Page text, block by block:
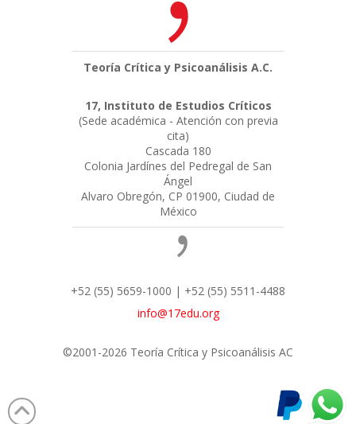
Teoría Crítica y Psicoanálisis A.C.
17, Instituto de Estudios Críticos
(Sede académica - Atención con previa
cita)
Cascada 180
Colonia Jardínes del Pedregal de San
Ángel
Alvaro Obregón, CP 01900, Ciudad de
México
+52 (55) 5659-1000 | +52 (55) 5511-4488
info@17edu.org
©2001-2026 Teoría Crítica y Psicoanálisis AC